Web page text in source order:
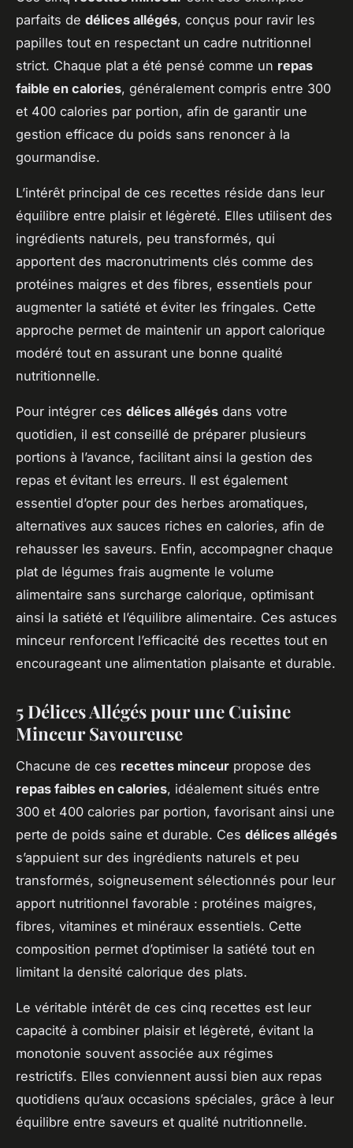
parfaits de délices allégés, conçus pour ravir les
papilles tout en respectant un cadre nutritionnel
strict. Chaque plat a été pensé comme un repas
faible en calories, généralement compris entre 300
et 400 calories par portion, afin de garantir une
gestion efficace du poids sans renoncer à la
gourmandise.
L’intérêt principal de ces recettes réside dans leur
équilibre entre plaisir et légèreté. Elles utilisent des
ingrédients naturels, peu transformés, qui
apportent des macronutriments clés comme des
protéines maigres et des fibres, essentiels pour
augmenter la satiété et éviter les fringales. Cette
approche permet de maintenir un apport calorique
modéré tout en assurant une bonne qualité
nutritionnelle.
Pour intégrer ces délices allégés dans votre
quotidien, il est conseillé de préparer plusieurs
portions à l’avance, facilitant ainsi la gestion des
repas et évitant les erreurs. Il est également
essentiel d’opter pour des herbes aromatiques,
alternatives aux sauces riches en calories, afin de
rehausser les saveurs. Enfin, accompagner chaque
plat de légumes frais augmente le volume
alimentaire sans surcharge calorique, optimisant
ainsi la satiété et l’équilibre alimentaire. Ces astuces
minceur renforcent l’efficacité des recettes tout en
encourageant une alimentation plaisante et durable.
5 Délices Allégés pour une Cuisine
Minceur Savoureuse
Chacune de ces recettes minceur propose des
repas faibles en calories, idéalement situés entre
300 et 400 calories par portion, favorisant ainsi une
perte de poids saine et durable. Ces délices allégés
s’appuient sur des ingrédients naturels et peu
transformés, soigneusement sélectionnés pour leur
apport nutritionnel favorable : protéines maigres,
fibres, vitamines et minéraux essentiels. Cette
composition permet d’optimiser la satiété tout en
limitant la densité calorique des plats.
Le véritable intérêt de ces cinq recettes est leur
capacité à combiner plaisir et légèreté, évitant la
monotonie souvent associée aux régimes
restrictifs. Elles conviennent aussi bien aux repas
quotidiens qu’aux occasions spéciales, grâce à leur
équilibre entre saveurs et qualité nutritionnelle.